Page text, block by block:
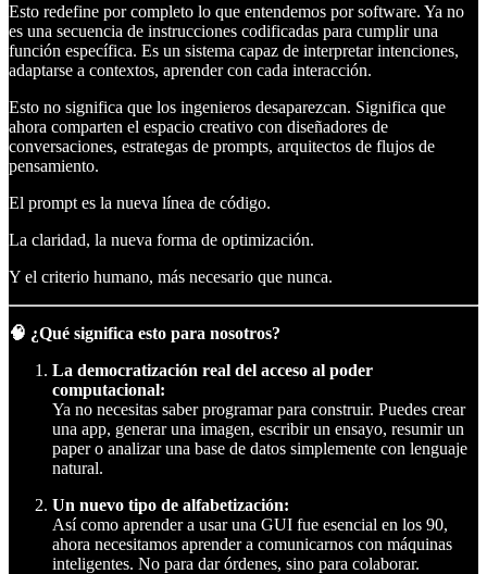
Esto redefine por completo lo que entendemos por software. Ya no
es una secuencia de instrucciones codificadas para cumplir una
función específica. Es un sistema capaz de interpretar intenciones,
adaptarse a contextos, aprender con cada interacción.
Esto no significa que los ingenieros desaparezcan. Significa que
ahora comparten el espacio creativo con diseñadores de
conversaciones, estrategas de prompts, arquitectos de flujos de
pensamiento.
El prompt es la nueva línea de código.
La claridad, la nueva forma de optimización.
Y el criterio humano, más necesario que nunca.
🧠 ¿Qué significa esto para nosotros?
La democratización real del acceso al poder
computacional:
Ya no necesitas saber programar para construir. Puedes crear
una app, generar una imagen, escribir un ensayo, resumir un
paper o analizar una base de datos simplemente con lenguaje
natural.
Un nuevo tipo de alfabetización:
Así como aprender a usar una GUI fue esencial en los 90,
ahora necesitamos aprender a comunicarnos con máquinas
inteligentes. No para dar órdenes, sino para colaborar.